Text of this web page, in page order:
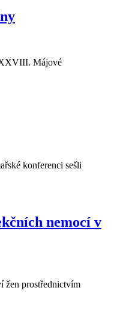
Májové
konferenci sešli
nemocí v
žen prostřednictvím